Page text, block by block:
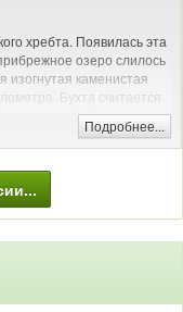
хребта. Появилась эта
озеро слилось
изогнутая каменистая
Бухта считается
сильных байкальских
удивит своей
Раньше в этой
день
производится. Но
Подробнее...